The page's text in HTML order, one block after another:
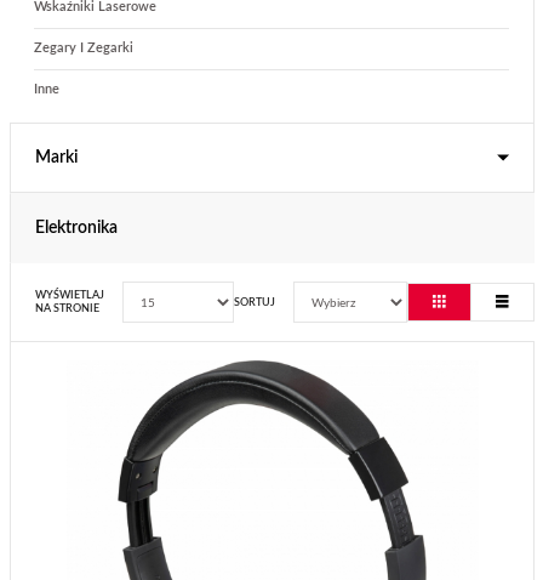
Wskaźniki Laserowe
Zegary I Zegarki
Inne
Marki
Elektronika
WYŚWIETLAJ
NA STRONIE
SORTUJ